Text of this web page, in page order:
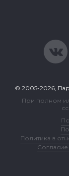
© 2005-2026,
При полном
Политика в